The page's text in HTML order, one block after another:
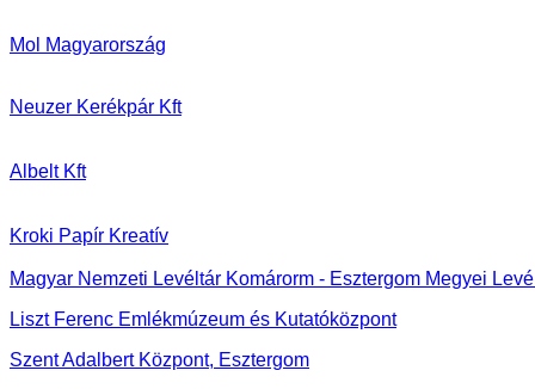
Mol Magyarország
Neuzer Kerékpár Kft
Albelt Kft
Kroki Papír Kreatív
Magyar Nemzeti Levéltár Komárorm - Esztergom Megyei
Liszt Ferenc Emlékmúzeum és Kutatóközpont
Szent Adalbert Központ, Esztergom